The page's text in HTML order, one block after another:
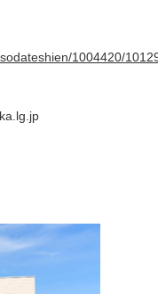
1004420/